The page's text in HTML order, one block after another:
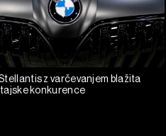
z varčevanjem blažita
konkurence